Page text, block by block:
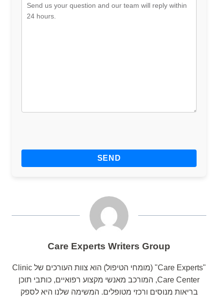
Care Experts Writers Group
"Care Experts" (מומחי הטיפול) הוא צוות העורכים של Clinic
Care Center, המורכב מאנשי מקצוע רפואיים, כותבי תוכן
בריאות מנוסים ורכזי מטופלים. המשימה שלנו היא לספק